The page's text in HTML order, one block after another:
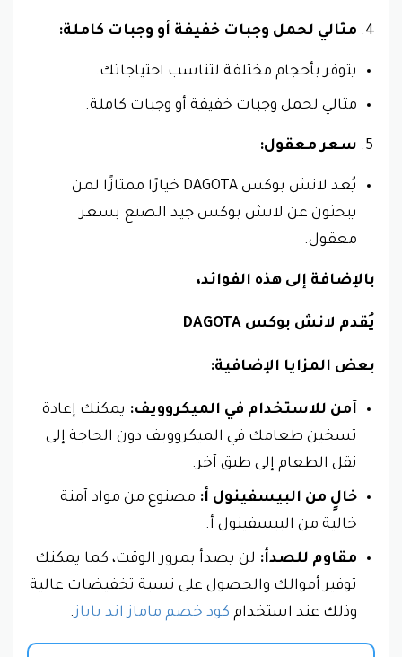
مثالي لحمل وجبات خفيفة أو وجبات كاملة:
يتوفر بأحجام مختلفة لتناسب احتياجاتك.
مثالي لحمل وجبات خفيفة أو وجبات كاملة.
سعر معقول:
يُعد لانش بوكس DAGOTA خيارًا ممتازًا لمن
يبحثون عن لانش بوكس جيد الصنع بسعر
معقول.
بالإضافة إلى هذه الفوائد،
يُقدم لانش بوكس DAGOTA
بعض المزايا الإضافية:
آمن للاستخدام في الميكروويف: يمكنك إعادة
تسخين طعامك في الميكروويف دون الحاجة إلى
نقل الطعام إلى طبق آخر.
خالٍ من البيسفينول أ: مصنوع من مواد آمنة
خالية من البيسفينول أ.
مقاوم للصدأ: لن يصدأ بمرور الوقت، كما يمكنك
توفير أموالك والحصول على نسبة تخفيضات عالية
وذلك عند استخدام كود خصم ماماز اند باباز.